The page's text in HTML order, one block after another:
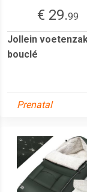
€ 29.99
Jollein
bouclé
Prenatal